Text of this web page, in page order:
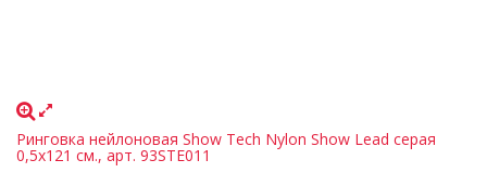
Ринговка нейлоновая Show Tech Nylon Show Lead серая
0,5x121 cм., арт. 93STE011